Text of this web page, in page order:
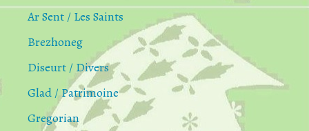
Ar Sent / Les Saints
Brezhoneg
Diseurt / Divers
Glad / Patrimoine
Gregorian